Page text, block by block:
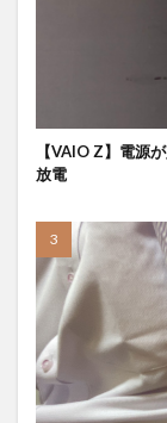
【VAIO Z】電源
放電